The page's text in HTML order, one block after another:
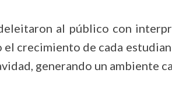
al público con
crecimiento de cada
generando un ambiente